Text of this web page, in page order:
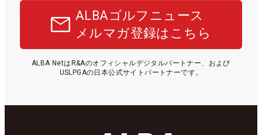
ALBAゴルフニュース
メルマガ登録はこちら
ALBA NetはR&Aのオフィシャルデジタルパートナー、および
USLPGAの日本公式サイトパートナーです。